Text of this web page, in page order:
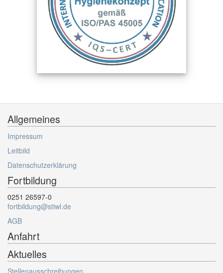
Allgemeines
Impressum
Leitbild
Datenschutzerklärung
Fortbildung
0251 26597-0
fortbildung@stiwl.de
AGB
Anfahrt
Aktuelles
Stellenausschreibungen